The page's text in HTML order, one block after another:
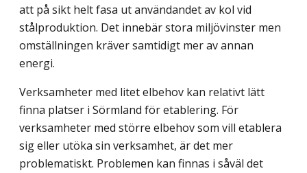
att på sikt helt fasa ut användandet av kol vid
stålproduktion. Det innebär stora miljövinster men
om­ställningen kräver samtidigt mer av annan
energi.
Verksamheter med litet elbehov kan relativt lätt
finna platser i Sörmland för etablering. För
verksamheter med större elbehov som vill etablera
sig eller utöka sin verksamhet, är det mer
problematiskt. Problemen kan finnas i såväl det